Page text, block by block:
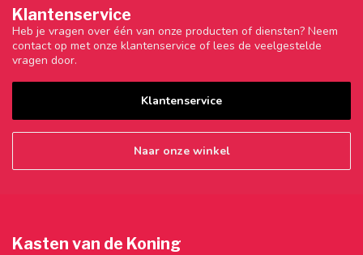
Klantenservice
Heb je vragen over één van onze producten of diensten? Neem
contact op met onze klantenservice of lees de veelgestelde
vragen door.
Klantenservice
Naar onze winkel
Kasten van de Koning